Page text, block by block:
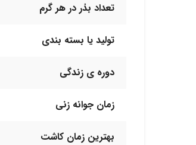
تعداد بذر در هر گرم
تولید یا بسته بندی
دوره ی زندگی
زمان جوانه زنی
بهترین زمان کاشت